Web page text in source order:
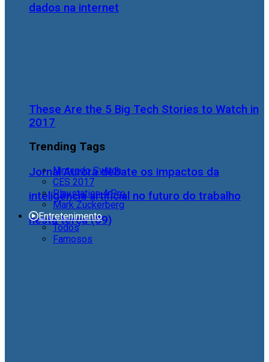
dados na internet
Jornal Aurora debate os impactos da
inteligência artificial no futuro do trabalho
nesta terça (09)
These Are the 5 Big Tech Stories to Watch in
2017
Trending Tags
Nintendo Switch
CES 2017
Playstation 4 Pro
Mark Zuckerberg
Entretenimento
Todos
Famosos